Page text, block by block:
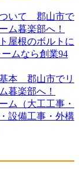
ついて 郡山市で
ム暮楽部へ！
屋根のボルトに
ムなら創業94
基本 郡山市でリ
暮楽部へ！
ム（大工工事・
設備工事・外構